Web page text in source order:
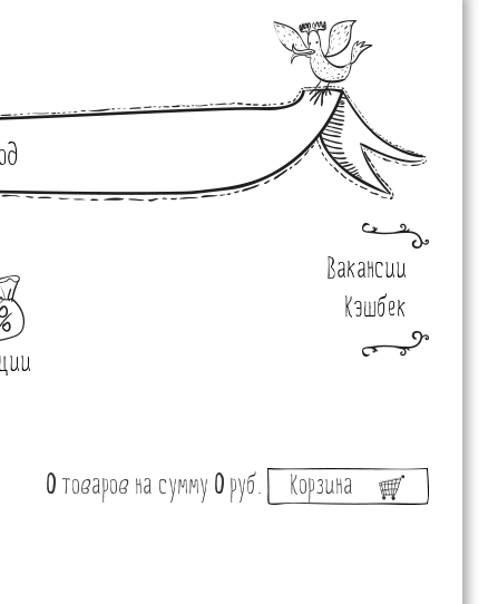
Вакансии
Кэшбек
0 товаровна сумму 0руб. Корзина